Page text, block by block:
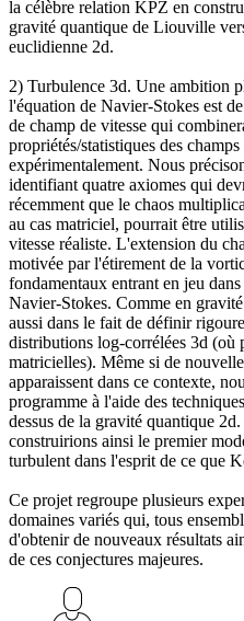
la célèbre relation KPZ en
gravité quantique de Liouville
euclidienne 2d.
2) Turbulence 3d. Une ambition
l'équation de Navier-Stokes est
de champ de vitesse qui
propriétés/statistiques des
expérimentalement. Nous
identifiant quatre axiomes qui
récemment que le chaos
au cas matriciel, pourrait être
vitesse réaliste. L'extension du
motivée par l'étirement de la
fondamentaux entrant en jeu
Navier-Stokes. Comme en
aussi dans le fait de définir
distributions log-corrélées 3d (où
matricielles). Même si de
apparaissent dans ce contexte,
programme à l'aide des
dessus de la gravité quantique
construirions ainsi le premier
turbulent dans l'esprit de ce que
Ce projet regroupe plusieurs
domaines variés qui, tous
d'obtenir de nouveaux résultats
de ces conjectures majeures.